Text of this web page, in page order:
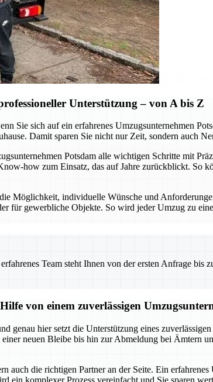
Unterstützung – von A bis Z
Sie sich auf ein erfahrenes Umzugsunternehmen
Damit sparen Sie nicht nur Zeit, sondern auch
Potsdam alle wichtigen Schritte mit
how zum Einsatz, das auf Jahre zurückblickt. So
Möglichkeit, individuelle Wünsche und
für gewerbliche Objekte. So wird jeder Umzug zu
Team steht Ihnen von der ersten Anfrage
von einem zuverlässigen
genau hier setzt die Unterstützung eines
neuen Bleibe bis hin zur Abmeldung bei Ämtern
auch die richtigen Partner an der Seite. Ein